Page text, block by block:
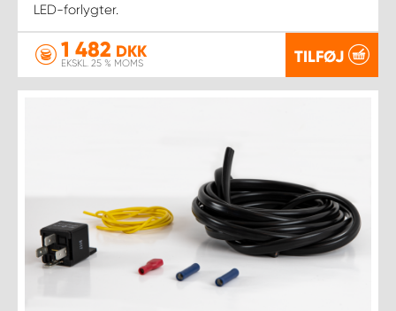
LED-forlygter.
1 482 DKK
EKSKL. 25 % MOMS TILFØJ